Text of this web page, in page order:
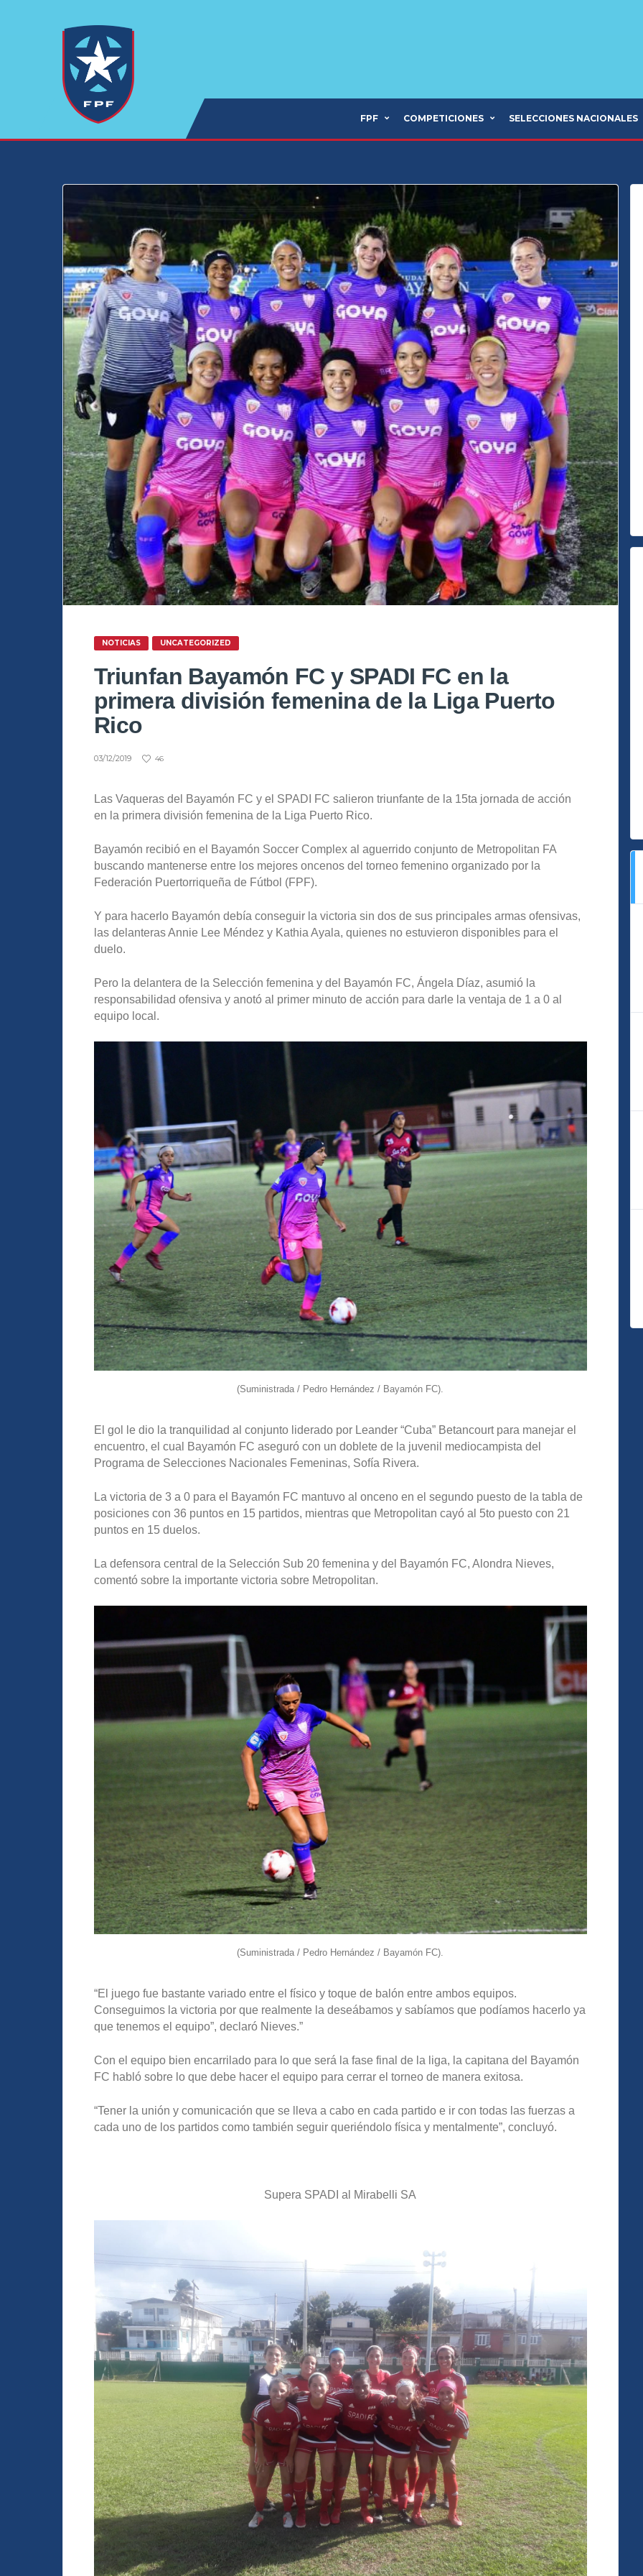
FPF COMPETICIONES SELECCIONES NACIONALES
NOTICIAS UNCATEGORIZED
Triunfan Bayamón FC y SPADI FC en la
primera división femenina de la Liga Puerto
Rico
03/12/2019 46
Las Vaqueras del Bayamón FC y el SPADI FC salieron triunfante de la 15ta jornada de acción
en la primera división femenina de la Liga Puerto Rico.
Bayamón recibió en el Bayamón Soccer Complex al aguerrido conjunto de Metropolitan FA
buscando mantenerse entre los mejores oncenos del torneo femenino organizado por la
Federación Puertorriqueña de Fútbol (FPF).
Y para hacerlo Bayamón debía conseguir la victoria sin dos de sus principales armas ofensivas,
las delanteras Annie Lee Méndez y Kathia Ayala, quienes no estuvieron disponibles para el
duelo.
Pero la delantera de la Selección femenina y del Bayamón FC, Ángela Díaz, asumió la
responsabilidad ofensiva y anotó al primer minuto de acción para darle la ventaja de 1 a 0 al
equipo local.
(Suministrada / Pedro Hernández / Bayamón FC).
El gol le dio la tranquilidad al conjunto liderado por Leander “Cuba” Betancourt para manejar el
encuentro, el cual Bayamón FC aseguró con un doblete de la juvenil mediocampista del
Programa de Selecciones Nacionales Femeninas, Sofía Rivera.
La victoria de 3 a 0 para el Bayamón FC mantuvo al onceno en el segundo puesto de la tabla de
posiciones con 36 puntos en 15 partidos, mientras que Metropolitan cayó al 5to puesto con 21
puntos en 15 duelos.
La defensora central de la Selección Sub 20 femenina y del Bayamón FC, Alondra Nieves,
comentó sobre la importante victoria sobre Metropolitan.
(Suministrada / Pedro Hernández / Bayamón FC).
“E l juego fue bastante variado entre el físico y toque de balón entre ambos equipos.
Conseguimos la victoria por que realmente la deseábamos y sabíamos que podíamos hacerlo ya
que tenemos el equipo”, declaró Nieves.”
Con el equipo bien encarrilado para lo que será la fase final de la liga, la capitana del Bayamón
FC habló sobre lo que debe hacer el equipo para cerrar el torneo de manera exitosa.
“Tener la unión y comunicación que se lleva a cabo en cada partido e ir con todas las fuerzas a
cada uno de los partidos como también seguir queriéndolo física y mentalmente”, concluyó.
Supera SPADI al Mirabelli SA